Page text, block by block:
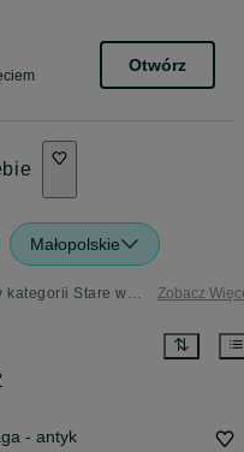
Otwórz
Małopolskie
Dla Ciebie wszystko - Małopolskie - w kategorii Stare wagi Zobacz
- antyk